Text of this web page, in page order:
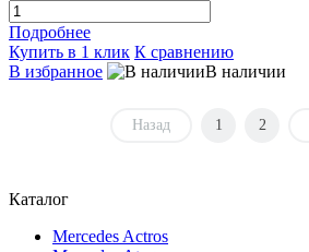
Подробнее
Купить в 1 клик К сравнению
В избранное
В наличии
Назад 1 2
Каталог
Mercedes Actros